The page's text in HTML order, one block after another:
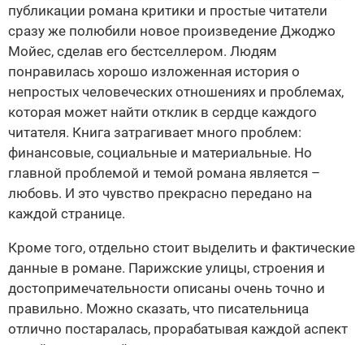
публикации романа критики и простые читатели
сразу же полюбили новое произведение Джоджо
Мойес, сделав его бестселлером. Людям
понравилась хорошо изложенная история о
непростых человеческих отношениях и проблемах,
которая может найти отклик в сердце каждого
читателя. Книга затрагивает много проблем:
финансовые, социальные и материальные. Но
главной проблемой и темой романа является –
любовь. И это чувство прекрасно передано на
каждой странице.
Кроме того, отдельно стоит выделить и фактические
данные в романе. Парижские улицы, строения и
достопримечательности описаны очень точно и
правильно. Можно сказать, что писательница
отлично постаралась, прорабатывая каждой аспект